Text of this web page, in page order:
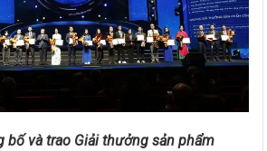
bố và trao Giải thưởng sản phẩm